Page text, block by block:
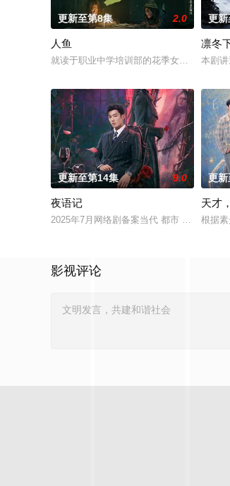
更新至第8集 2.0
人鱼
就读于职业中学培训部的花季女生苏琳（黄
更新
凛冬
本剧
更新至第14集 9.0
夜语记
2025年7月网络剧备案当代 都市 海南越酷
更新
天才
根据
影视评论